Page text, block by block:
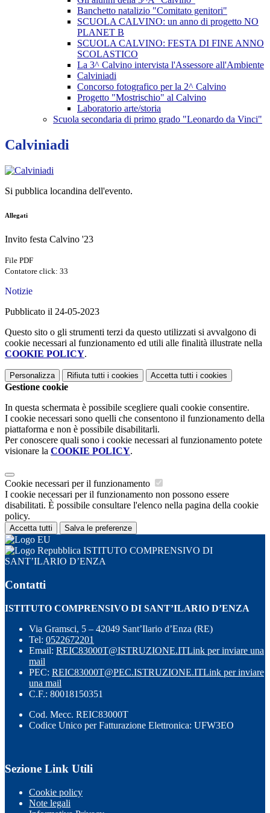
Banchetto natalizio "Comitato genitori"
SCUOLA CALVINO: un anno di progetto NO
PLANET B
SCUOLA CALVINO: FESTA DI FINE ANNO
SCOLASTICO
La 3^ Calvino intervista l'Assessore all'Ambiente
Calviniadi
Concorso fotografico per la 2^ Calvino
Progetto "Mostrischio" al Calvino
Laboratorio arte/storia
Scuola secondaria di primo grado "Leonardo da Vinci"
Calviniadi
Si pubblica locandina dell'evento.
Allegati
Invito festa Calvino '23
File PDF
Contatore click: 33
Notizie
Pubblicato il 24-05-2023
Questo sito o gli strumenti terzi da questo utilizzati si avvalgono di
cookie necessari al funzionamento ed utili alle finalità illustrate nella
COOKIE POLICY.
Personalizza Rifiuta tutti i cookies Accetta tutti i cookies
Gestione cookie
In questa schermata è possibile scegliere quali cookie consentire.
I cookie necessari sono quelli che consentono il funzionamento della
piattaforma e non è possibile disabilitarli.
Per conoscere quali sono i cookie necessari al funzionamento potete
visionare la COOKIE POLICY.
Cookie necessari per il funzionamento
I cookie necessari per il funzionamento non possono essere
disabilitati. È possibile consultare l'elenco nella pagina della cookie
policy.
Accetta tutti Salva le preferenze
ISTITUTO COMPRENSIVO DI
SANT’ILARIO D’ENZA
Contatti
ISTITUTO COMPRENSIVO DI SANT’ILARIO D’ENZA
Via Gramsci, 5 – 42049 Sant’Ilario d’Enza (RE)
Tel: 0522672201
Email: REIC83000T@ISTRUZIONE.ITLink per inviare una
mail
PEC: REIC83000T@PEC.ISTRUZIONE.ITLink per inviare
una mail
C.F.: 80018150351
Cod. Mecc. REIC83000T
Codice Unico per Fatturazione Elettronica: UFW3EO
Sezione Link Utili
Cookie policy
Note legali